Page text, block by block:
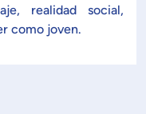
realidad social,
como joven.